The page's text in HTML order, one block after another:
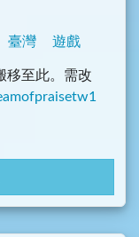
臺灣 遊戲
移至此。需改